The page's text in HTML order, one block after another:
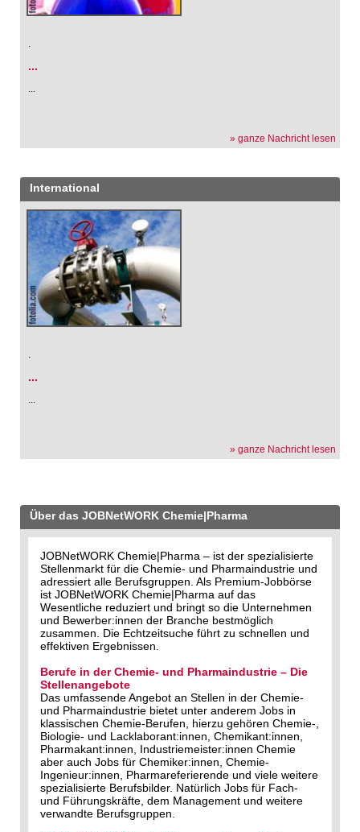
.
...
...
» ganze Nachricht lesen
International
.
...
...
» ganze Nachricht lesen
Über das JOBNetWORK Chemie|Pharma
JOBNetWORK Chemie|Pharma – ist der spezialisierte
Stellenmarkt für die Chemie- und Pharmaindustrie und
adressiert alle Berufsgruppen. Als Premium-Jobbörse
ist JOBNetWORK Chemie|Pharma auf das
Wesentliche reduziert und bringt so die Unternehmen
und Bewerber:innen der Branche bestmöglich
zusammen. Die Echtzeitsuche führt zu schnellen und
effektiven Ergebnissen.
Berufe in der Chemie- und Pharmaindustrie – Die
Stellenangebote
Das umfassende Angebot an Stellen in der Chemie-
und Pharmaindustrie bietet unter anderem Jobs in
klassischen Chemie-Berufen, hierzu gehören Chemie-,
Biologie- und Lacklaborant:innen, Chemikant:innen,
Pharmakant:innen, Industriemeister:innen Chemie
aber auch Jobs für Chemiker:innen, Chemie-
Ingenieur:innen, Pharmareferierende und viele weitere
spezialisierte Berufsbilder. Natürlich Jobs für Fach-
und Führungskräfte, dem Management und weitere
verwandte Berufsgruppen.